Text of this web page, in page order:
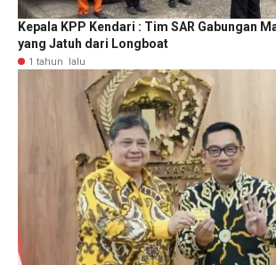
Kepala KPP Kendari : Tim SAR Gabungan
yang Jatuh dari Longboat
1 tahun lalu